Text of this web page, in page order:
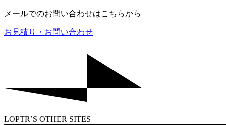
メールでのお問い合わせはこちらから
お見積り・お問い合わせ
LOPTR’S OTHER SITES